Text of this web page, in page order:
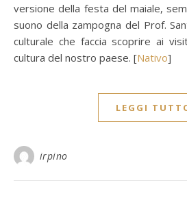
versione della festa del maiale,
suono della zampogna del Prof.
culturale che faccia scoprire ai
cultura del nostro paese. [Nativo]
LEGGI
irpino